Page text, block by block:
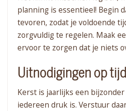
planning is essentieel! Begin
tevoren, zodat je voldoende
zorgvuldig te regelen. Maak
ervoor te zorgen dat je niets
Uitnodigingen op
Kerst is jaarlijks een
iedereen druk is. Verstuur